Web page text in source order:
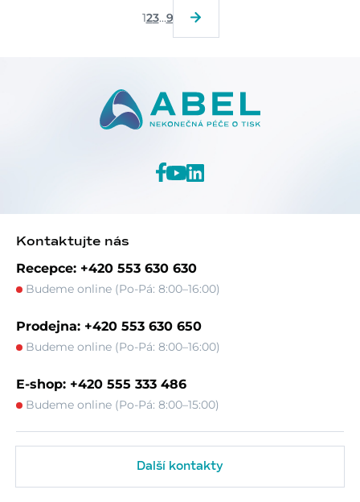
123...9
Kontaktujte nás
Recepce: +420 553 630 630
Budeme online (Po-Pá: 8:00–16:00)
Prodejna: +420 553 630 650
Budeme online (Po-Pá: 8:00–16:00)
E-shop: +420 555 333 486
Budeme online (Po-Pá: 8:00–15:00)
Další kontakty